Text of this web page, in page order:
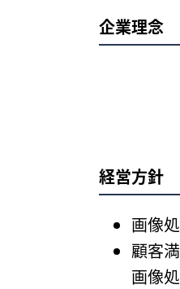
企業理念
経営方針
画像
顧客
画像